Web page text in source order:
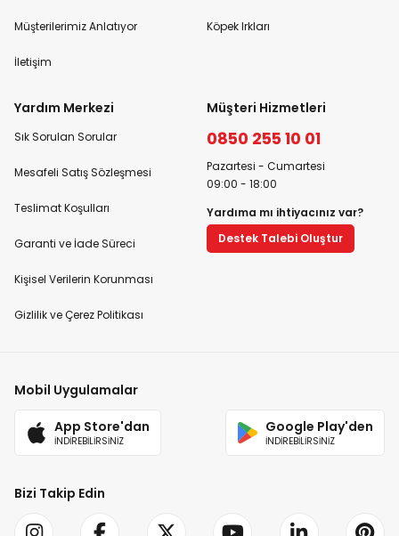
Müşterilerimiz Anlatıyor
İletişim
Köpek Irkları
Yardım Merkezi
Sık Sorulan Sorular
Mesafeli Satış Sözleşmesi
Teslimat Koşulları
Garanti ve İade Süreci
Kişisel Verilerin Korunması
Gizlilik ve Çerez Politikası
Müşteri Hizmetleri
0850 255 10 01
Pazartesi - Cumartesi
09:00 - 18:00
Yardıma mı ihtiyacınız var?
Destek Talebi Oluştur
Mobil Uygulamalar
App Store'dan
İNDİREBİLİRSİNİZ
Google Play'den
İNDİREBİLİRSİNİZ
Bizi Takip Edin